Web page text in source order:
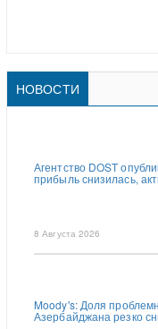
НОВОСТИ
Агентство DOST
прибыль снизилась,
8 Августа 2026
Moody's: Доля
Азербайджана резко